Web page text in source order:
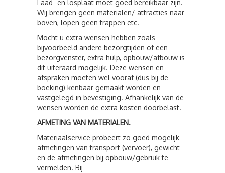
Laad- en losplaat moet goed bereikbaar zijn.
Wij brengen geen materialen/ attracties naar
boven, lopen geen trappen etc.
Mocht u extra wensen hebben zoals
bijvoorbeeld andere bezorgtijden of een
bezorgvenster, extra hulp, opbouw/afbouw is
dit uiteraard mogelijk. Deze wensen en
afspraken moeten wel vooraf (dus bij de
boeking) kenbaar gemaakt worden en
vastgelegd in bevestiging. Afhankelijk van de
wensen worden de extra kosten doorbelast.
AFMETING VAN MATERIALEN.
Materiaalservice probeert zo goed mogelijk
afmetingen van transport (vervoer), gewicht
en de afmetingen bij opbouw/gebruik te
vermelden. Bij